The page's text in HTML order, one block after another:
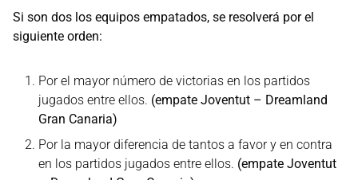
Si son dos los equipos empatados, se resolverá por el
siguiente orden:
Por el mayor número de victorias en los partidos
jugados entre ellos. (empate Joventut – Dreamland
Gran Canaria)
Por la mayor diferencia de tantos a favor y en contra
en los partidos jugados entre ellos. (empate Joventut